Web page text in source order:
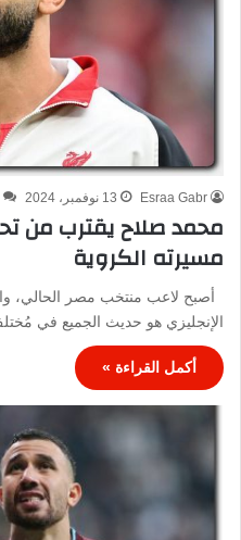
Esraa Gabr 13 نوفمبر، 2024
محمد صلاح يقترب من
مسيرته الكروية
أصبح لاعب منتخب مصر الحالي،
الإنجليزي هو حديث الجميع في
أكمل القراءة »